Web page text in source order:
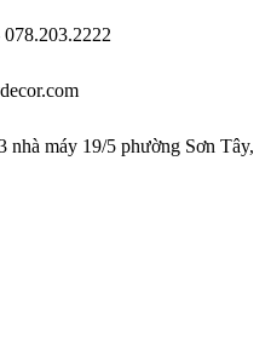
nhà máy 19/5 phường Sơn Tây,